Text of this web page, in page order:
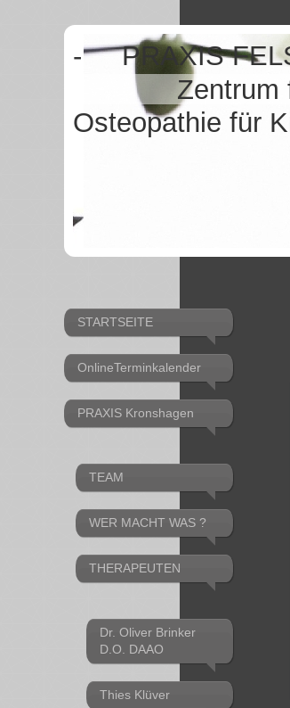
- PRAXIS
Zentrum für
Osteopathie für
STARTSEITE
OnlineTerminkalender
PRAXIS Kronshagen
TEAM
WER MACHT WAS ?
THERAPEUTEN
Dr. Oliver Brinker
D.O. DAAO
Thies Klüver